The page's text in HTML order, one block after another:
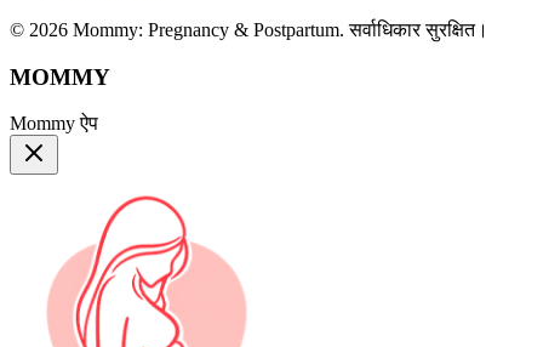
© 2026 Mommy: Pregnancy & Postpartum. सर्वाधिकार सुरक्षित।
MOMMY
Mommy ऐप